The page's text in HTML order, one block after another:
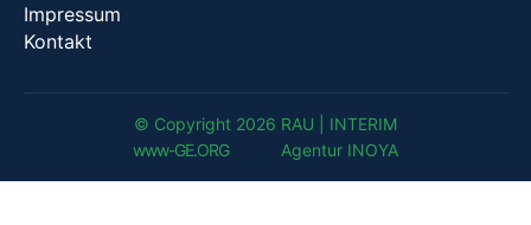
Impressum
Kontakt
© Copyright 2026 RAU | INTERIM
www-GE.ORG Agentur INOYA